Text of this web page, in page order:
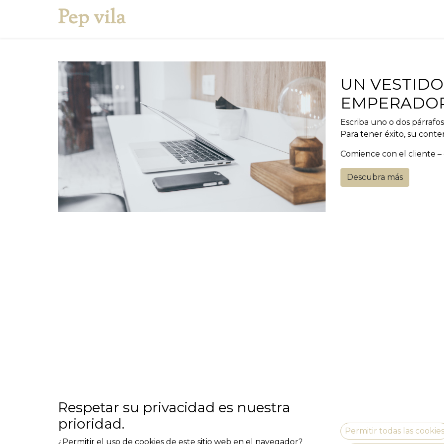
Pep vila
UN
Escriba uno o dos
Para tener éxito, su
Comience con el cliente
Descubra más
vila.pep@gmail.com
Respetar su privacidad es nuestra
prioridad.
¿Permitir el uso de cookies de este sitio web en el navegador?
Permitir todas las cookies